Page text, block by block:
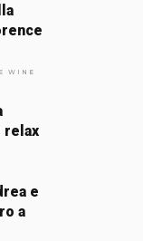
WINE
relax
e
a